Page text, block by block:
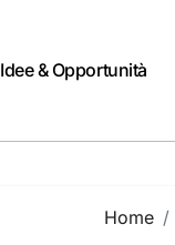
Idee & Opportunità
Home